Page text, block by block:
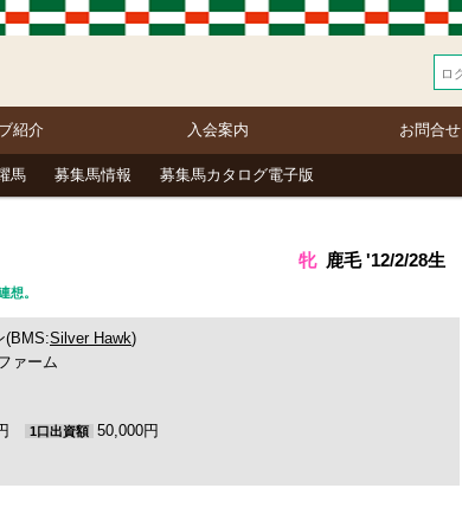
紹介 入会案内 お問合せ
馬 募集馬情報 募集馬カタログ電子版
牝鹿毛 '12/2/28生
想。
(BMS:Silver Hawk)
ァーム
1口出資額 50,000円